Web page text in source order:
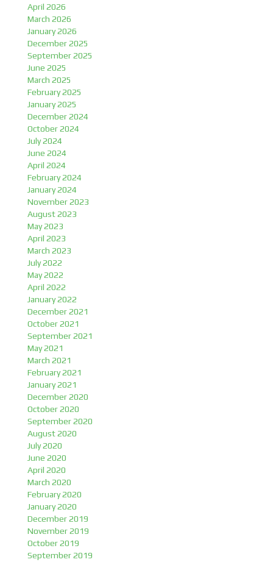
April 2026
March 2026
January 2026
December 2025
September 2025
June 2025
March 2025
February 2025
January 2025
December 2024
October 2024
July 2024
June 2024
April 2024
February 2024
January 2024
November 2023
August 2023
May 2023
April 2023
March 2023
July 2022
May 2022
April 2022
January 2022
December 2021
October 2021
September 2021
May 2021
March 2021
February 2021
January 2021
December 2020
October 2020
September 2020
August 2020
July 2020
June 2020
April 2020
March 2020
February 2020
January 2020
December 2019
November 2019
October 2019
September 2019